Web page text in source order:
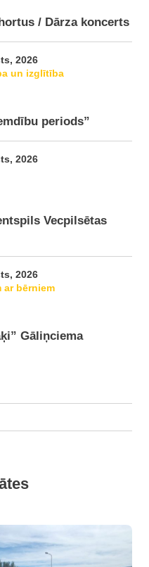
/ Dārza koncerts
2026
un izglītība
periods”
2026
Vecpilsētas
2026
ar bērniem
Gāliņciema